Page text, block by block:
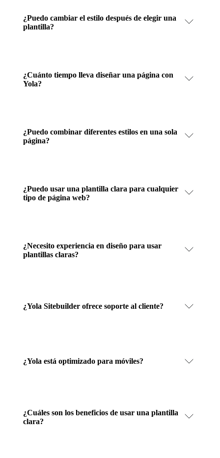
¿Puedo cambiar el estilo después de elegir una
plantilla?
¿Cuánto tiempo lleva diseñar una página con
Yola?
¿Puedo combinar diferentes estilos en una sola
página?
¿Puedo usar una plantilla clara para cualquier
tipo de página web?
¿Necesito experiencia en diseño para usar
plantillas claras?
¿Yola Sitebuilder ofrece soporte al cliente?
¿Yola está optimizado para móviles?
¿Cuáles son los beneficios de usar una plantilla
clara?